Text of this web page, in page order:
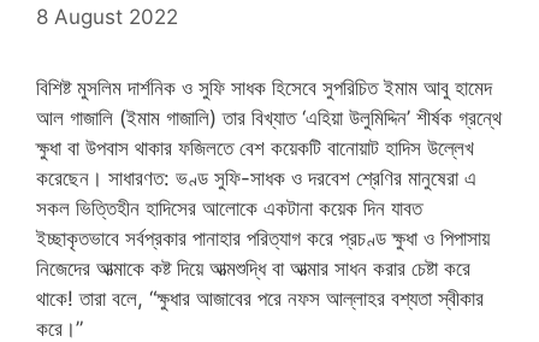
8 August 2022
বিশিষ্ট মুসলিম দার্শনিক ও সুফি সাধক হিসেবে সুপরিচিত ইমাম আবু হামেদ
আল গাজালি (ইমাম গাজালি) তার বিখ্যাত ‘এহিয়া উলুমিদ্দিন’ শীর্ষক গ্রন্থে
ক্ষুধা বা উপবাস থাকার ফজিলতে বেশ কয়েকটি বানোয়াট হাদিস উল্লেখ
করেছেন। সাধারণত: ভণ্ড সুফি-সাধক ও দরবেশ শ্রেণির মানুষেরা এ
সকল ভিত্তিহীন হাদিসের আলোকে একটানা কয়েক দিন যাবত
ইচ্ছাকৃতভাবে সর্বপ্রকার পানাহার পরিত্যাগ করে প্রচণ্ড ক্ষুধা ও পিপাসায়
নিজেদের আত্মাকে কষ্ট দিয়ে আত্মশুদ্ধি বা আত্মার সাধন করার চেষ্টা করে
থাকে! তারা বলে, “ক্ষুধার আজাবের পরে নফস আল্লাহর বশ্যতা স্বীকার
করে।”